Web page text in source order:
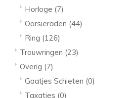
Horloge (7)
Oorsieraden (44)
Ring (126)
Trouwringen (23)
Overig (7)
Gaatjes Schieten (0)
Taxaties (0)